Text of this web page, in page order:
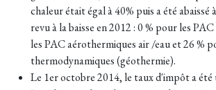
chaleur était égal à 40% puis a été abaissé
revu à la baisse en 2012 : 0 % pour les
les PAC aérothermiques air /eau et 26 %
thermodynamiques (géothermie).
Le 1er octobre 2014, le taux d'impôt a été